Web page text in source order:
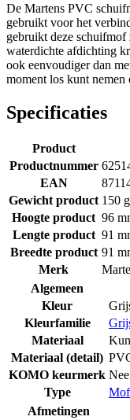
De Martens PVC
gebruikt voor het
gebruikt deze
waterdichte afdichting
ook eenvoudiger dan
moment los kunt
Specificaties
Product
Productnummer
EAN
Gewicht product 150
Hoogte product 96
Lengte product 91
Breedte product 91
Merk
Algemeen
Kleur
Kleurfamilie
Materiaal
Materiaal (detail)
KOMO keurmerk Nee
Type
Mof
Afmetingen